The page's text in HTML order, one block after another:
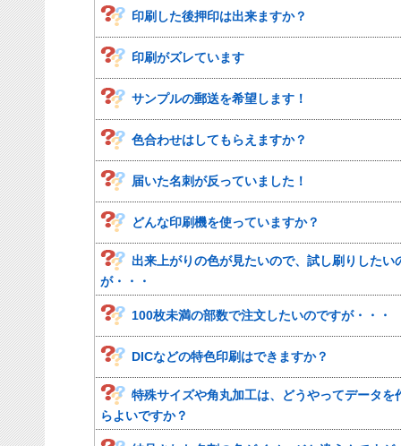
印刷した後押印は出来ますか？
印刷がズレています
サンプルの郵送を希望します！
色合わせはしてもらえますか？
届いた名刺が反っていました！
どんな印刷機を使っていますか？
出来上がりの色が見たいので、試し刷りしたい
が・・・
100枚未満の部数で注文したいのですが・・・
DICなどの特色印刷はできますか？
特殊サイズや角丸加工は、どうやってデータを
らよいですか？